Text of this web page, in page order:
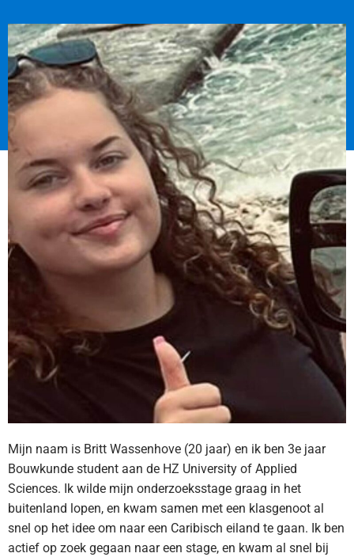
Mijn naam is Britt Wassenhove (20 jaar) en ik ben 3e jaar
Bouwkunde student aan de HZ University of Applied
Sciences. Ik wilde mijn onderzoeksstage graag in het
buitenland lopen, en kwam samen met een klasgenoot al
snel op het idee om naar een Caribisch eiland te gaan. Ik ben
actief op zoek gegaan naar een stage, en kwam al snel bij